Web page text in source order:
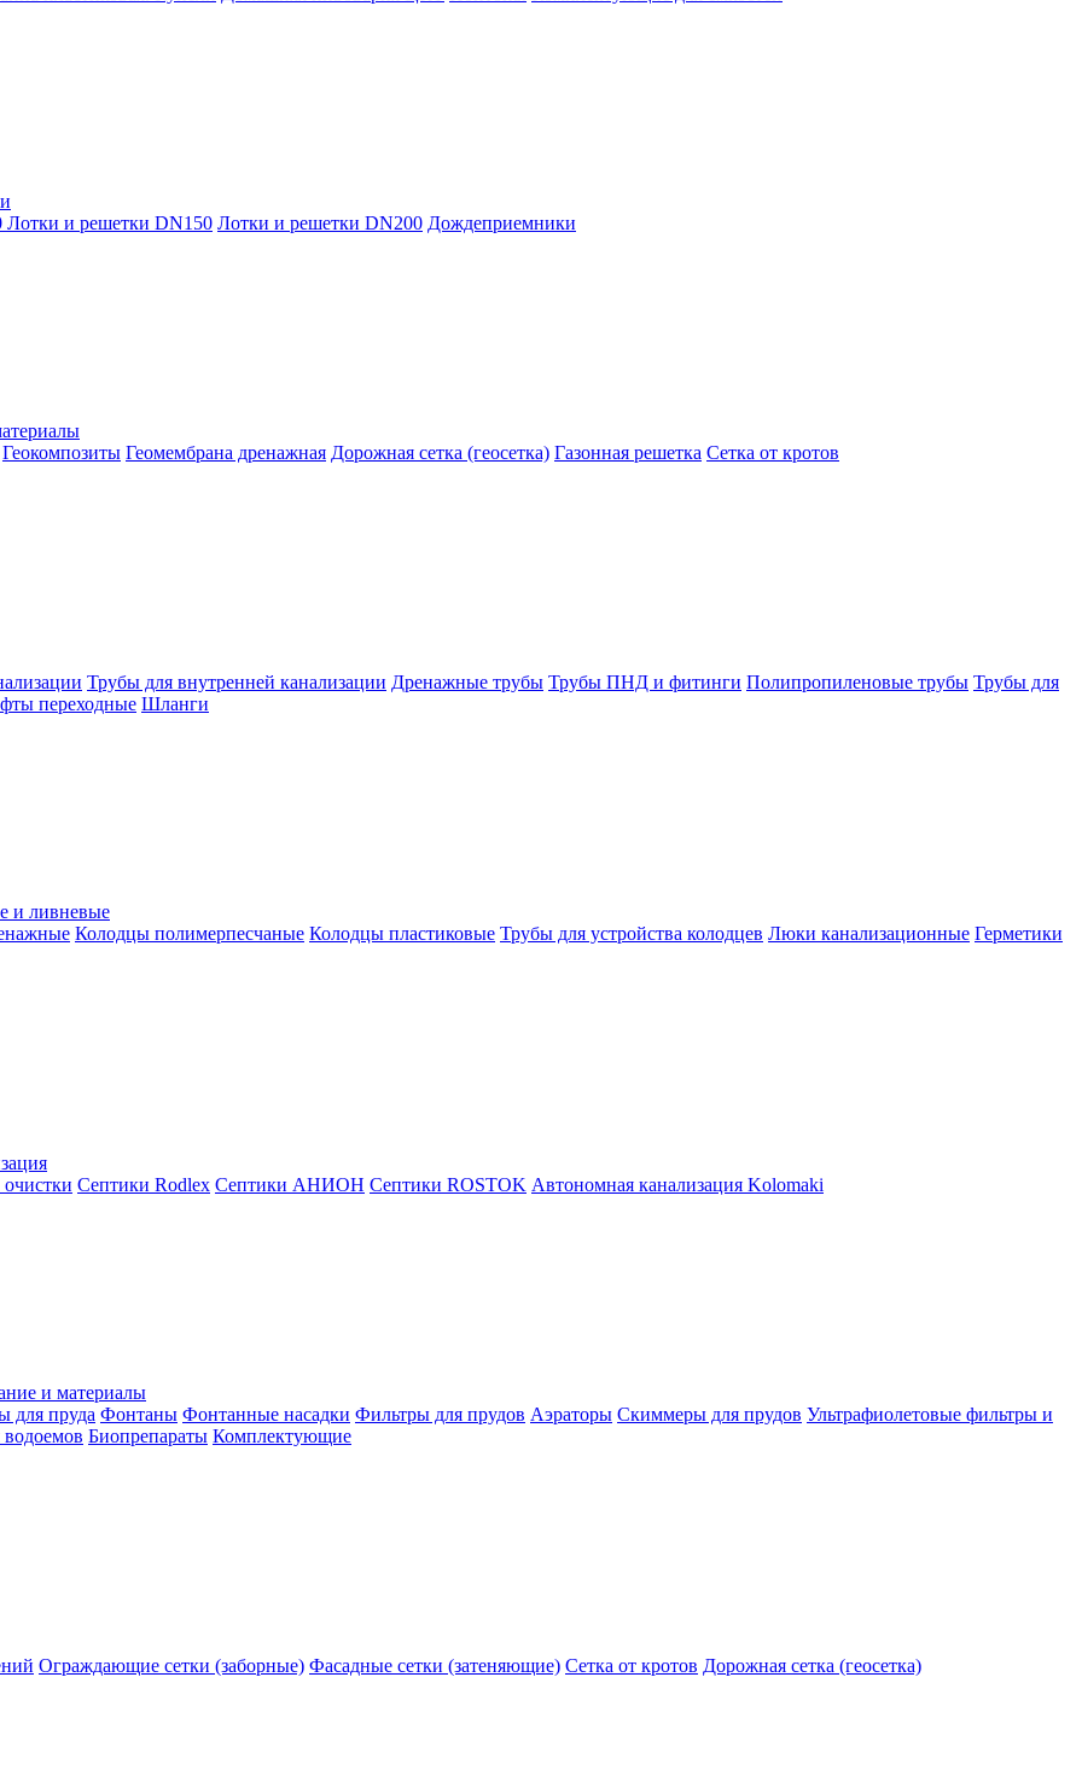
Лотки и решетки DN150 Лотки и решетки DN200 Дождеприемники
Геокомпозиты Геомембрана дренажная Дорожная сетка (геосетка) Газонная решетка Сетка от кротов
Трубы для внутренней канализации Дренажные трубы Трубы ПНД и фитинги Полипропиленовые трубы Трубы для
переходные Шланги
и ливневые
Колодцы полимерпесчаные Колодцы пластиковые Трубы для устройства колодцев Люки канализационные Герметики
Септики Rodlex Септики АНИОН Септики ROSTOK Автономная канализация Kolomaki
и материалы
для пруда Фонтаны Фонтанные насадки Фильтры для прудов Аэраторы Скиммеры для прудов Ультрафиолетовые фильтры и
Биопрепараты Комплектующие
Ограждающие сетки (заборные) Фасадные сетки (затеняющие) Сетка от кротов Дорожная сетка (геосетка)